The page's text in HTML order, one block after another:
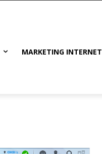
MARKETING INTERNET